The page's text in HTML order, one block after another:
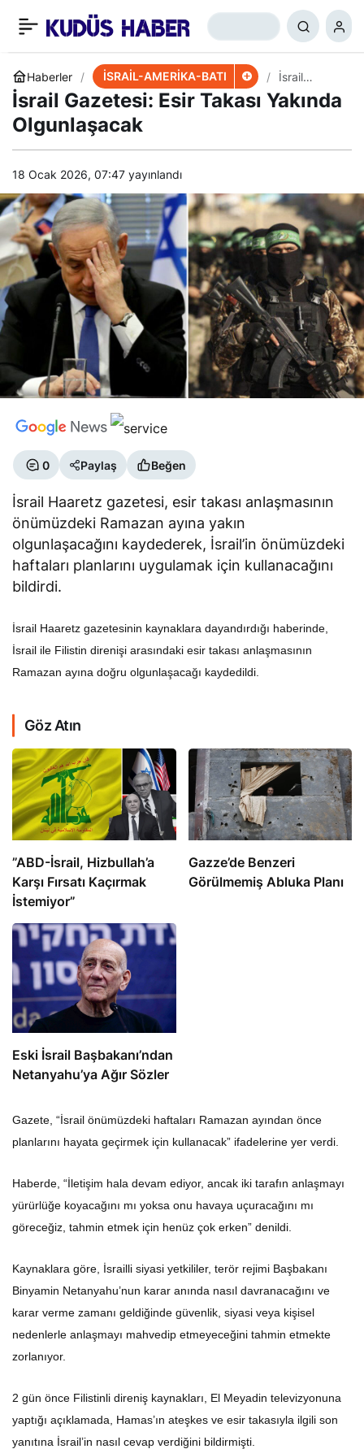
Haberler İSRAİL-AMERİKA-BATI
İsrail
Gazetesi:
Esir Takası
İsrail Gazetesi: Esir Takası Yakında
Olgunlaşacak
18 Ocak 2026, 07:47 yayınlandı
0 Paylaş Beğen
İsrail Haaretz gazetesi, esir takası anlaşmasının
önümüzdeki Ramazan ayına yakın
olgunlaşacağını kaydederek, İsrail’in önümüzdeki
haftaları planlarını uygulamak için kullanacağını
bildirdi.
İsrail Haaretz gazetesinin kaynaklara dayandırdığı haberinde,
İsrail ile Filistin direnişi arasındaki esir takası anlaşmasının
Ramazan ayına doğru olgunlaşacağı kaydedildi.
Göz Atın
​​​​​​​”ABD-İsrail, Hizbullah’a
Karşı Fırsatı Kaçırmak
İstemiyor”
​​​​​​​Gazze’de Benzeri
Görülmemiş Abluka Planı
Eski İsrail Başbakanı’ndan
Netanyahu’ya Ağır Sözler
Gazete, “İsrail önümüzdeki haftaları Ramazan ayından önce
planlarını hayata geçirmek için kullanacak” ifadelerine yer verdi.
Haberde, “İletişim hala devam ediyor, ancak iki tarafın anlaşmayı
yürürlüğe koyacağını mı yoksa onu havaya uçuracağını mı
göreceğiz, tahmin etmek için henüz çok erken” denildi.
Kaynaklara göre, İsrailli siyasi yetkililer, terör rejimi Başbakanı
Binyamin Netanyahu’nun karar anında nasıl davranacağını ve
karar verme zamanı geldiğinde güvenlik, siyasi veya kişisel
nedenlerle anlaşmayı mahvedip etmeyeceğini tahmin etmekte
zorlanıyor.
2 gün önce Filistinli direniş kaynakları, El Meyadin televizyonuna
yaptığı açıklamada, Hamas’ın ateşkes ve esir takasıyla ilgili son
yanıtına İsrail’in nasıl cevap verdiğini bildirmişti.
İsrailli General: Nasrallah
Bir Usta
+ 0 Paylaş